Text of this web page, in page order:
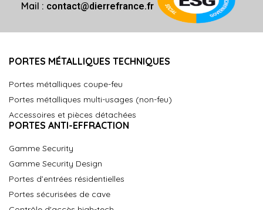
Mail : contact@dierrefrance.fr
PORTES MÉTALLIQUES TECHNIQUES
Portes métalliques coupe-feu
Portes métalliques multi-usages (non-feu)
Accessoires et pièces détachées
PORTES ANTI-EFFRACTION
Gamme Security
Gamme Security Design
Portes d’entrées résidentielles
Portes sécurisées de cave